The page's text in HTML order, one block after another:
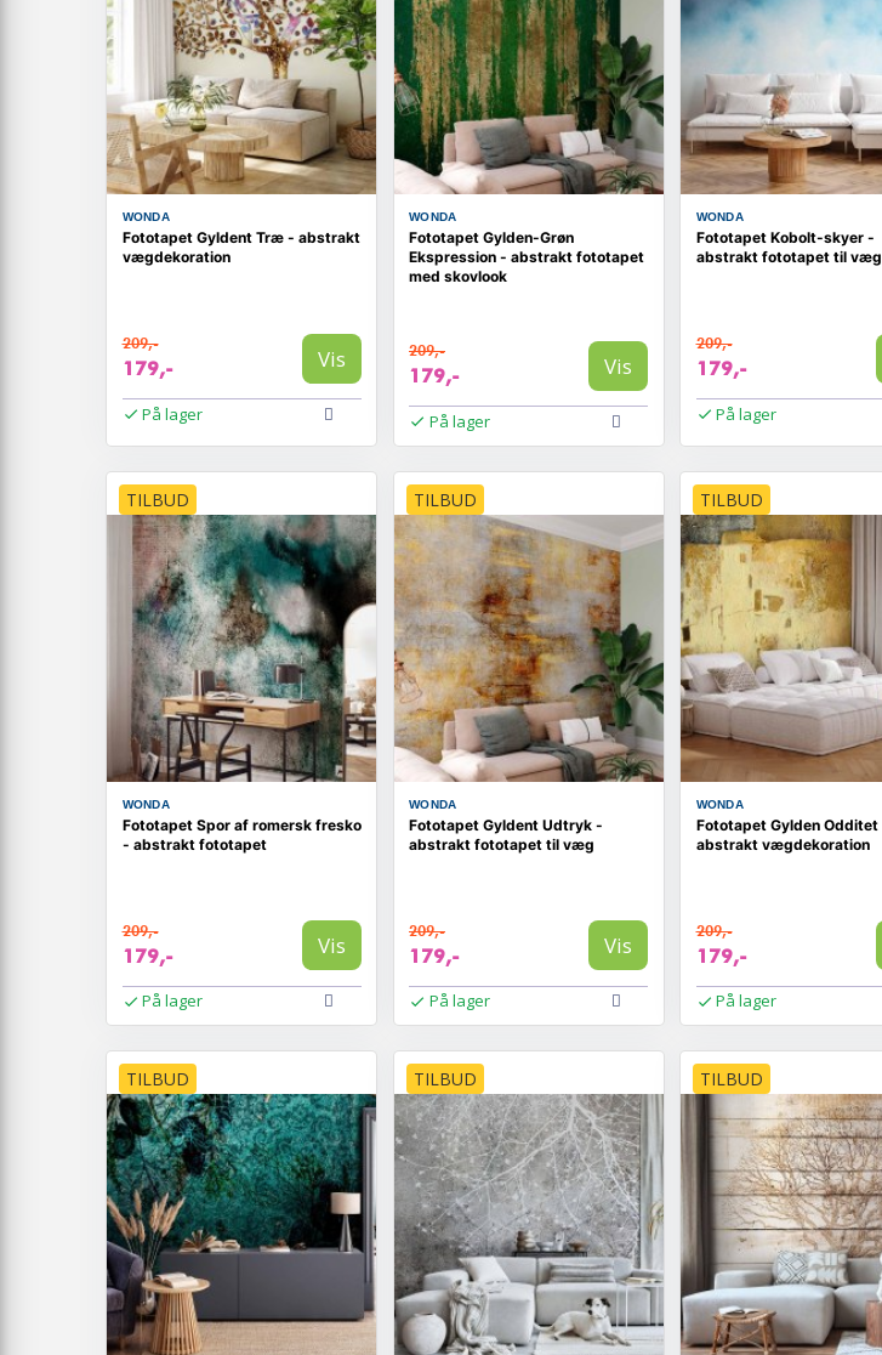
WONDA
Fototapet Gyldent Træ - abstrakt
vægdekoration
209,-
179,- Vis
På lager
WONDA
Fototapet Gylden-Grøn
Ekspression - abstrakt fototapet
med skovlook
209,-
179,- Vis
På lager
WONDA
Fototapet Kobolt-skyer -
abstrakt fototapet til væg
209,-
179,-
På lager
TILBUD
WONDA
Fototapet Spor af romersk fresko
- abstrakt fototapet
209,-
179,- Vis
På lager
TILBUD
WONDA
Fototapet Gyldent Udtryk -
abstrakt fototapet til væg
209,-
179,- Vis
På lager
TILBUD
WONDA
Fototapet Gylden Odditet
abstrakt vægdekoration
209,-
179,-
På lager
TILBUD TILBUD TILBUD